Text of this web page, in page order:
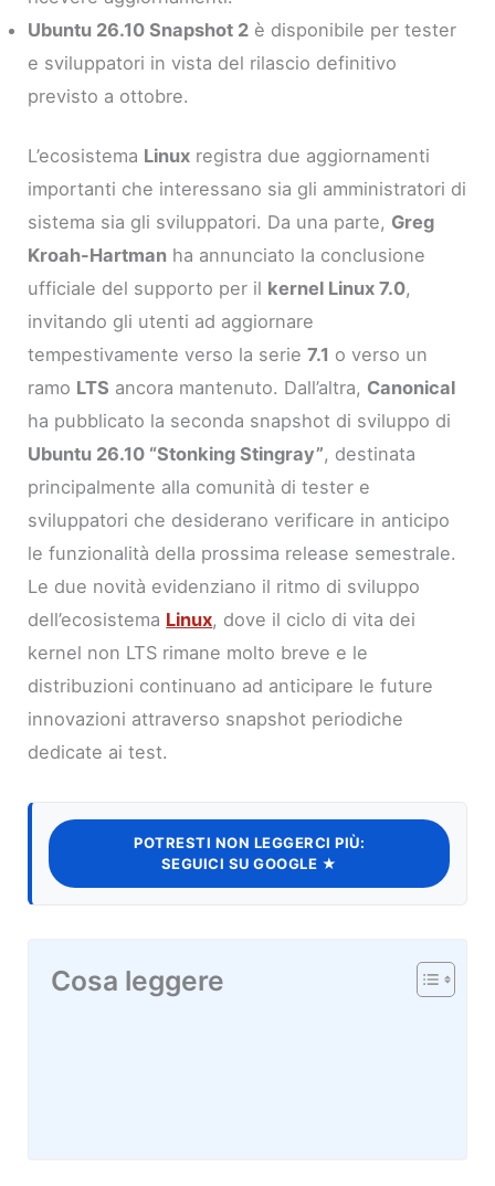
Ubuntu 26.10 Snapshot 2 è disponibile per tester
e sviluppatori in vista del rilascio definitivo
previsto a ottobre.
L’ecosistema Linux registra due aggiornamenti
importanti che interessano sia gli amministratori di
sistema sia gli sviluppatori. Da una parte, Greg
Kroah-Hartman ha annunciato la conclusione
ufficiale del supporto per il kernel Linux 7.0,
invitando gli utenti ad aggiornare
tempestivamente verso la serie7.1 o verso un
ramo LTS ancora mantenuto. Dall’altra, Canonical
ha pubblicato la seconda snapshot di sviluppo di
Ubuntu 26.10 “Stonking Stingray”, destinata
principalmente alla comunità di tester e
sviluppatori che desiderano verificare in anticipo
le funzionalità della prossima release semestrale.
Le due novità evidenziano il ritmo di sviluppo
dell’ecosistema Linux, dove il ciclo di vita dei
kernel non LTS rimane molto breve e le
distribuzioni continuano ad anticipare le future
innovazioni attraverso snapshot periodiche
dedicate ai test.
POTRESTI NON LEGGERCI PIÙ:
SEGUICI SU GOOGLE ★
Cosa leggere